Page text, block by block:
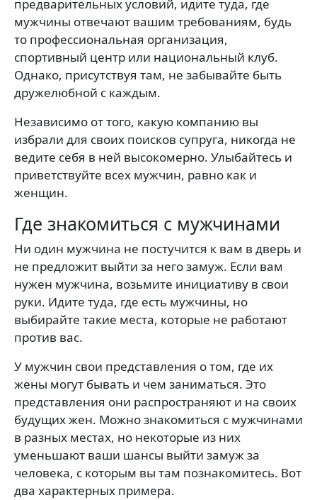
предварительных условий, идите туда, где
мужчины отвечают вашим требованиям, будь
то профессиональная организация,
спортивный центр или национальный клуб.
Однако, присутствуя там, не забывайте быть
дружелюбной с каждым.
Независимо от того, какую компанию вы
избрали для своих поисков супруга, никогда не
ведите себя в ней высокомерно. Улыбайтесь и
приветствуйте всех мужчин, равно как и
женщин.
Где знакомиться с мужчинами
Ни один мужчина не постучится к вам в дверь и
не предложит выйти за него замуж. Если вам
нужен мужчина, возьмите инициативу в свои
руки. Идите туда, где есть мужчины, но
выбирайте такие места, которые не работают
против вас.
У мужчин свои представления о том, где их
жены могут бывать и чем заниматься. Это
представления они распространяют и на своих
будущих жен. Можно знакомиться с мужчинами
в разных местах, но некоторые из них
уменьшают ваши шансы выйти замуж за
человека, с которым вы там познакомитесь. Вот
два характерных примера.